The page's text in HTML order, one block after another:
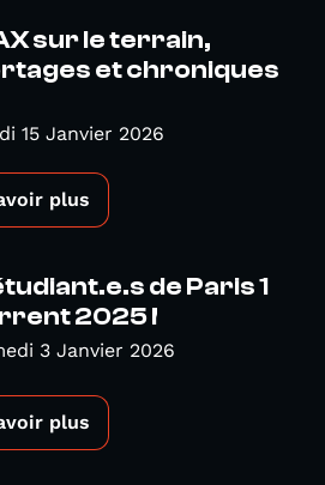
sur le terrain,
et chroniques
15 Janvier 2026
plus
de Paris 1
2025 !
3 Janvier 2026
plus